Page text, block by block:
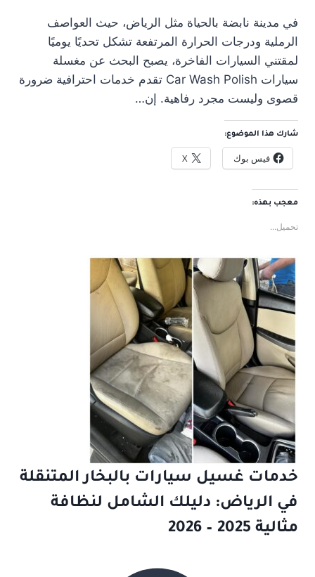
في مدينة نابضة بالحياة مثل الرياض، حيث العواصف
الرملية ودرجات الحرارة المرتفعة تشكل تحديًا يوميًا
لمقتني السيارات الفاخرة، يصبح البحث عن مغسلة
سيارات Car Wash Polish تقدم خدمات احترافية ضرورة
قصوى وليست مجرد رفاهية. إن…
شارك هذا الموضوع:
فيس بوك X
معجب بهذه:
تحميل...
خدمات غسيل سيارات بالبخار المتنقلة
في الرياض: دليلك الشامل لنظافة
مثالية 2025 – 2026